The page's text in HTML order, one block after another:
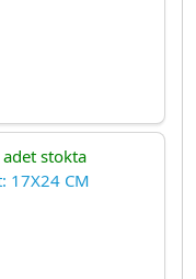
stokta
17X24 CM